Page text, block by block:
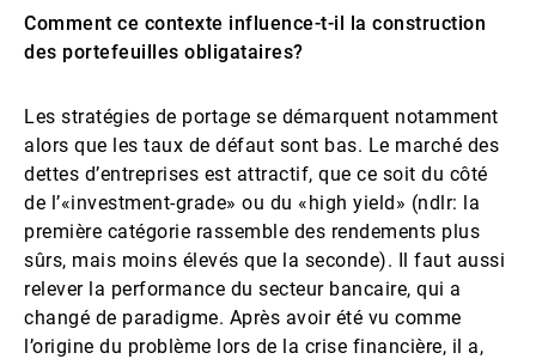
Comment ce contexte influence-t-il la construction
des portefeuilles obligataires?
Les stratégies de portage se démarquent notamment
alors que les taux de défaut sont bas. Le marché des
dettes d’entreprises est attractif, que ce soit du côté
de l’«investment-grade» ou du «high yield» (ndlr: la
première catégorie rassemble des rendements plus
sûrs, mais moins élevés que la seconde). Il faut aussi
relever la performance du secteur bancaire, qui a
changé de paradigme. Après avoir été vu comme
l’origine du problème lors de la crise financière, il a,